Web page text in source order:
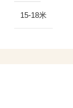
15-18米